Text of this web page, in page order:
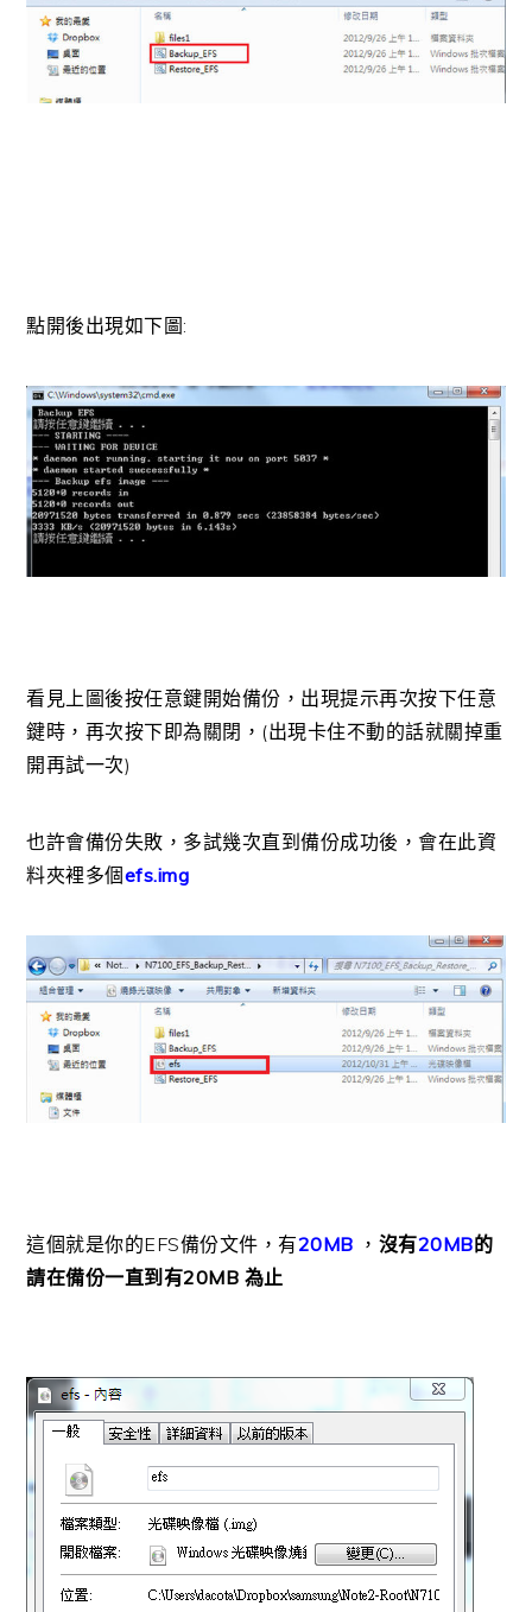
點開後出現如下圖:
看見上圖後按任意鍵開始備份，出現提示再次按下任意
鍵時，再次按下即為關閉，(出現卡住不動的話就關掉重
開再試一次)
也許會備份失敗，多試幾次直到備份成功後，會在此資
料夾裡多個efs.img
這個就是你的EFS備份文件，有20MB ， 沒有20MB的
請在備份一直到有20MB 為止